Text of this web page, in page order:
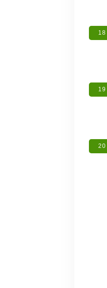
18
19
20